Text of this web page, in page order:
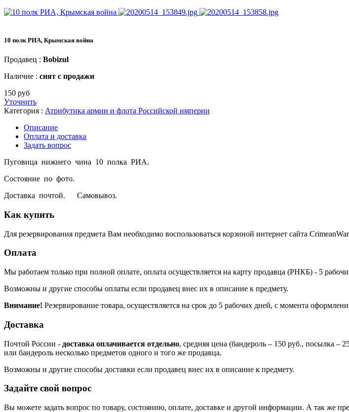
10 полк РИА, Крымская война
Продавец : Bobizul
Наличие : снят с продажи
150 руб
Уточнить
Категория : Атрибутика армии и флота Российской империи
Описание
Оплата и доставка
Задать вопрос
Пуговица нижнего чина 10 полка РИА.
Состояние по фото.
Доставка почтой. Самовывоз.
Как купить
Для резервирования предмета Вам необходимо воспользоваться корзиной интернет сайта
Оплата
Мы работаем только при полной оплате, оплата осуществляется на карту продавца (РНКБ) - 5
Возможны и другие способы оплаты если продавец внес их в описание к предмету.
Внимание! Резервирование товара, осуществляется на срок до 5 рабочих дней, с момента
Доставка
Почтой России - доставка оплачивается отдельно, средняя цена (бандероль – 150 руб., посылка –
или бандероль несколько предметов одного и того же продавца.
Возможны и другие способы доставки если продавец внес их в описание к предмету.
Задайте свой вопрос
Вы можете задать вопрос по товару, состоянию, оплате, доставке и другой информации. А так же